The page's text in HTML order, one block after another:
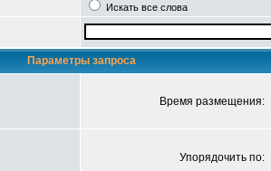
Искать все слова
Параметры запроса
Время размещения:
Упорядочить по: